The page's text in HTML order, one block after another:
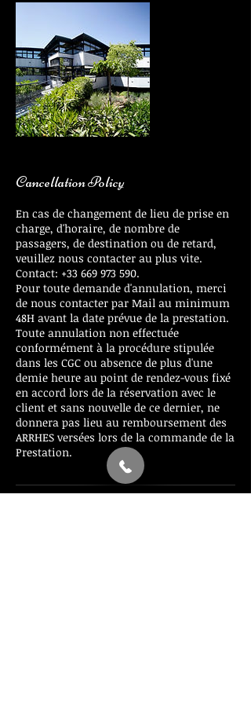
Cancellation Policy
En cas de changement de lieu de prise en
charge, d'horaire, de nombre de
passagers, de destination ou de retard,
veuillez nous contacter au plus vite.
Contact: +33 669 973 590.
Pour toute demande d'annulation, merci
de nous contacter par Mail au minimum
48H avant la date prévue de la prestation.
Toute annulation non effectuée
conformément à la procédure stipulée
dans les CGC ou absence de plus d'une
demie heure au point de rendez-vous fixé
en accord lors de la réservation avec le
client et sans nouvelle de ce dernier, ne
donnera pas lieu au remboursement des
ARRHES versées lors de la commande de la
Prestation.